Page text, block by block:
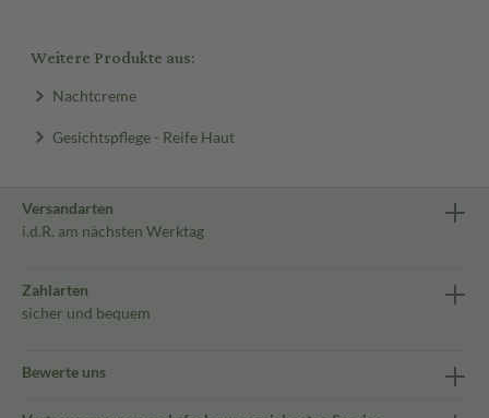
Weitere Produkte aus:
Nachtcreme
Gesichtspflege - Reife Haut
Versandarten
i.d.R. am nächsten Werktag
Zahlarten
sicher und bequem
Bewerte uns